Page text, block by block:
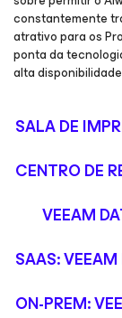
constantemente
atrativo para os
ponta da
alta
SALA DE
CENTRO DE
VEEAM
SAAS:
ON-PREM: